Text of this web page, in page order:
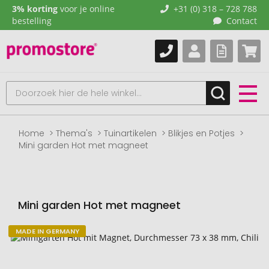
3% korting voor je online
bestelling
+31 (0) 318 – 728 788
Contact
Home Thema's Tuinartikelen
Blikjes en Potjes
Mini garden Hot met magneet
Mini garden Hot met magneet
Naar
MADE IN GERMANY